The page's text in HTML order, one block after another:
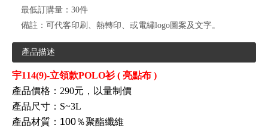
最低訂購量： 30件
備註： 可代客印刷、熱轉印、或電繡logo圖案及文字。
產品描述
宇114(9)-立領款POLO衫 ( 亮點布 )
產品價格：290元，以量制價
產品尺寸：S~3L
產品材質：100％聚酯纖維